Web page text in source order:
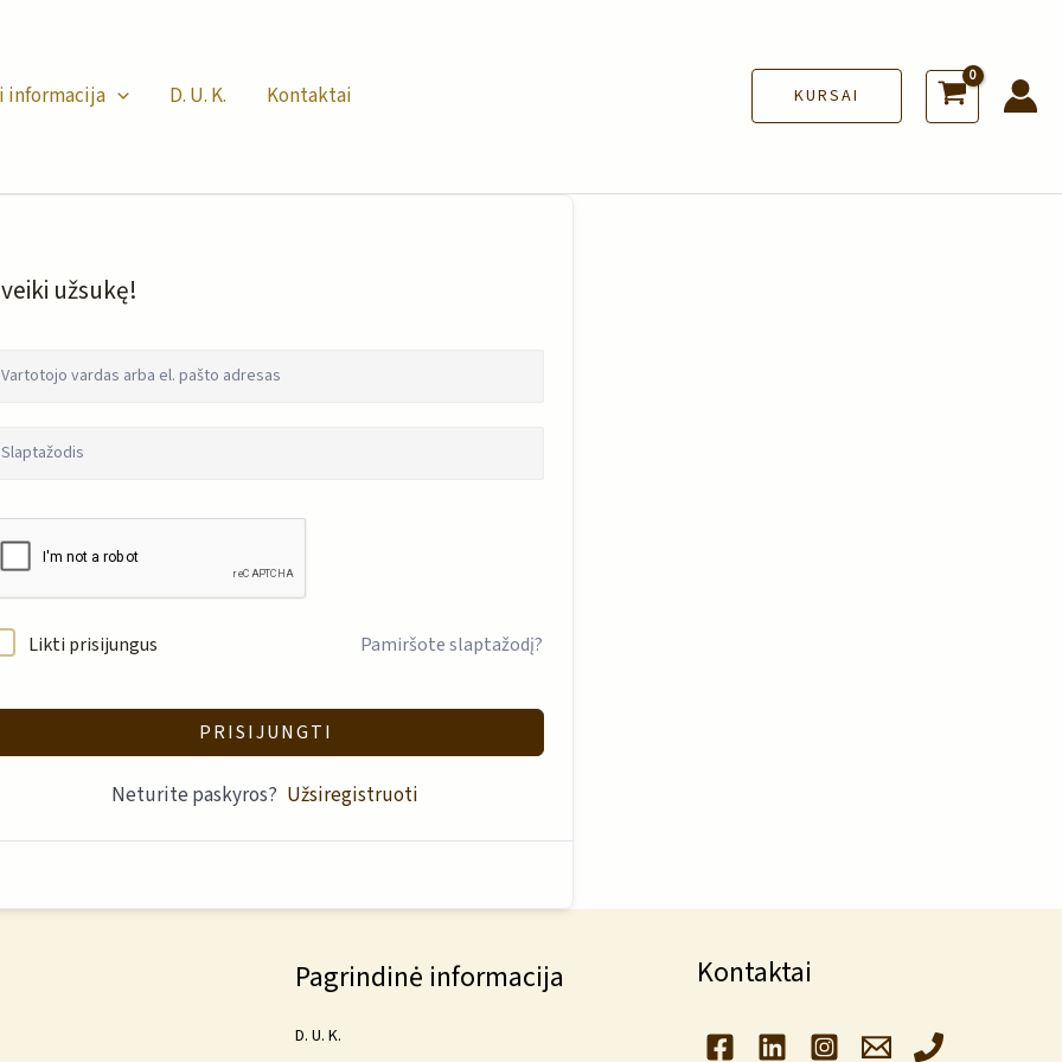
informacija D. U. K. Kontaktai KURSAI
užsukę!
Likti prisijungus Pamiršote slaptažodį?
PRISIJUNGTI
Neturite paskyros? Užsiregistruoti
Pagrindinė informacija
D. U. K.
Kontaktai